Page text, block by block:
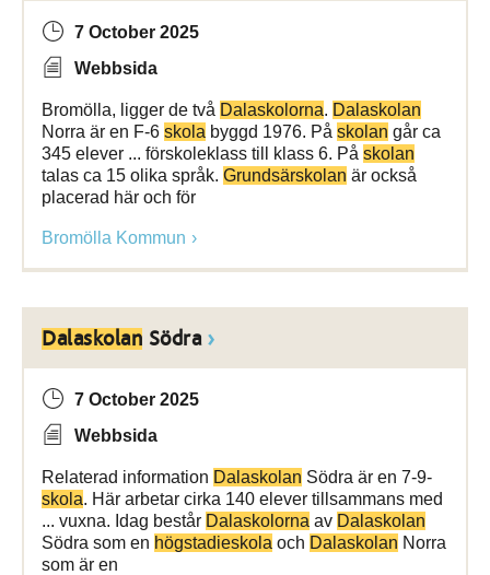
7 October 2025
Webbsida
Bromölla, ligger de två Dalaskolorna. Dalaskolan
Norra är en F-6 skola byggd 1976. På skolan går ca
345 elever ... förskoleklass till klass 6. På skolan
talas ca 15 olika språk. Grundsärskolan är också
placerad här och för
Bromölla Kommun
Dalaskolan Södra
7 October 2025
Webbsida
Relaterad information Dalaskolan Södra är en 7-9-
skola. Här arbetar cirka 140 elever tillsammans med
... vuxna. Idag består Dalaskolorna av Dalaskolan
Södra som en högstadieskola och Dalaskolan Norra
som är en